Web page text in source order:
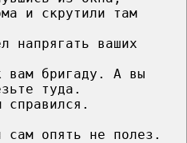
и скрутили там
напрягать ваших
вам бригаду. А вы
туда.
сам опять не полез.